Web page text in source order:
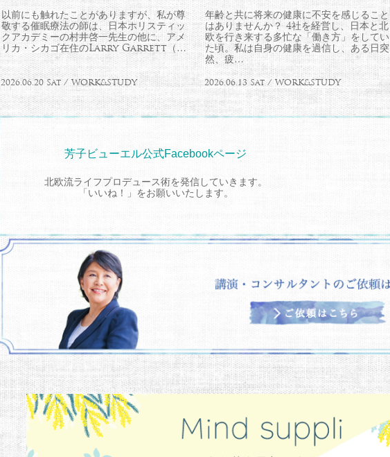
以前にも触れたことがありますが、私が尊
敬する催眠療法の師は、日本ホリスティッ
クアカデミーの村井啓一先生の他に、アメ
リカ・シカゴ在住のLarry Garrett（…
2026.06.20 Sat / WORK&STUDY
年齢と共に将来の健康に不安を感じること
はありませんか？ 4社を経営し、日本と北
欧を行き来する多忙な「働き方」をしてい
た頃。私は自身の健康を過信し、ある日突
然、疲…
2026.06.13 Sat / WORK&STUDY
芳子ビューエル公式Facebookページ
北欧流ライフプロデュース術を発信していきます。
「いいね！」をお願いいたします。